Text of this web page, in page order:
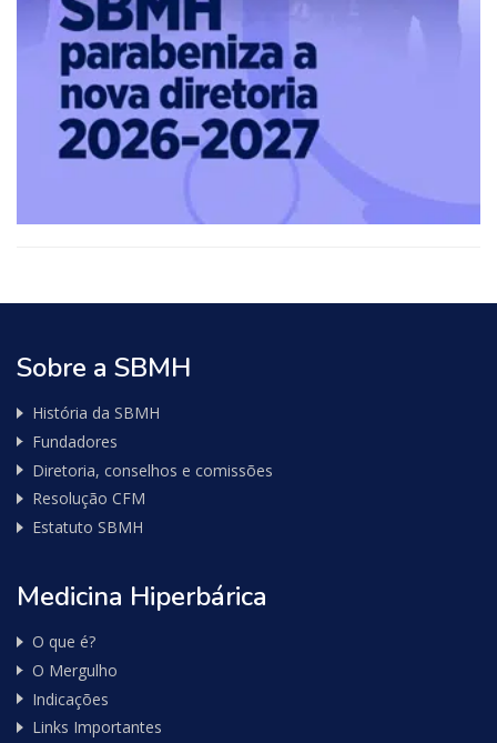
Health,
Relationships
Sobre a SBMH
História da SBMH
Fundadores
Diretoria, conselhos e comissões
Resolução CFM
Estatuto SBMH
Medicina Hiperbárica
O que é?
O Mergulho
Indicações
Links Importantes